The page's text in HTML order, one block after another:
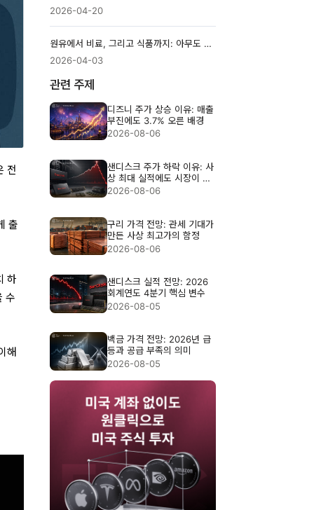
전
출
하
수
해
2026-04-20
원유에서 비료, 그리고 식품까지: 아무도 주목하지 않는 인플레이션의 연결고리
2026-04-03
관련 주제
디즈니 주가 상승 이유: 매출
부진에도 3.7% 오른 배경
2026-08-06
샌디스크 주가 하락 이유: 사
상 최대 실적에도 시장이 실
망한 이유
2026-08-06
구리 가격 전망: 관세 기대가
만든 사상 최고가의 함정
2026-08-06
샌디스크 실적 전망: 2026
회계연도 4분기 핵심 변수
2026-08-05
백금 가격 전망: 2026년 급
등과 공급 부족의 의미
2026-08-05